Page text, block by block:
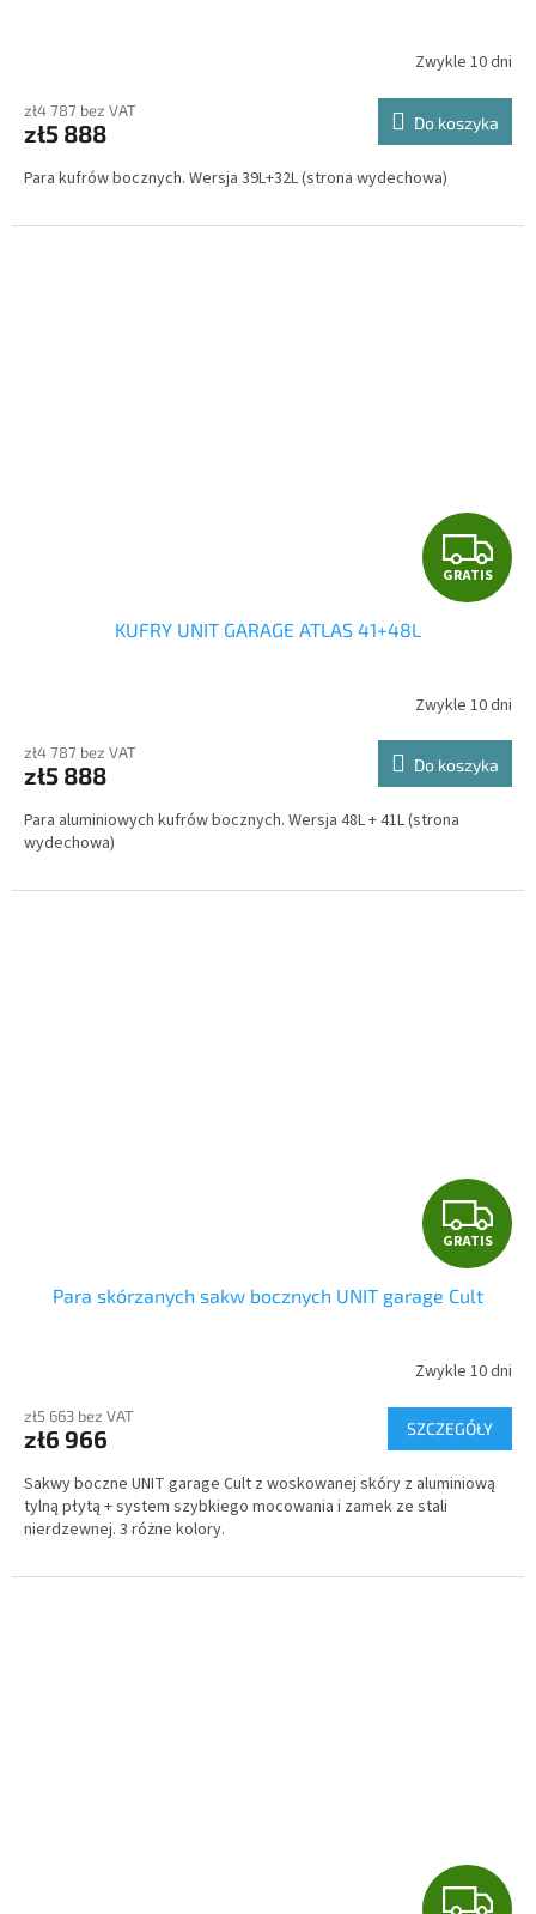
T
I
S
Zwykle 10 dni
zł4 787 bez VAT
zł5 888 Do koszyka
Para kufrów bocznych. Wersja 39L+32L (strona wydechowa)
G
R
T
I
S
GRATIS
KUFRY UNIT GARAGE ATLAS 41+48L
Zwykle 10 dni
zł4 787 bez VAT
zł5 888 Do koszyka
Para aluminiowych kufrów bocznych. Wersja 48L + 41L (strona
wydechowa)
G
R
T
I
S
GRATIS
Para skórzanych sakw bocznych UNIT garage Cult
Zwykle 10 dni
zł5 663 bez VAT
zł6 966 SZCZEGÓŁY
Sakwy boczne UNIT garage Cult z woskowanej skóry z aluminiową
tylną płytą + system szybkiego mocowania i zamek ze stali
nierdzewnej. 3 różne kolory.
G